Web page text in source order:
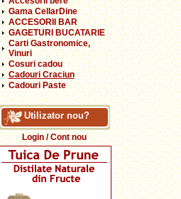
Gama CellarDine
ACCESORII BAR
GAGETURI BUCATARIE
Carti Gastronomice,
Vinuri
Cosuri cadou
Cadouri Craciun
Cadouri Paste
Utilizator nou?
Login / Cont nou